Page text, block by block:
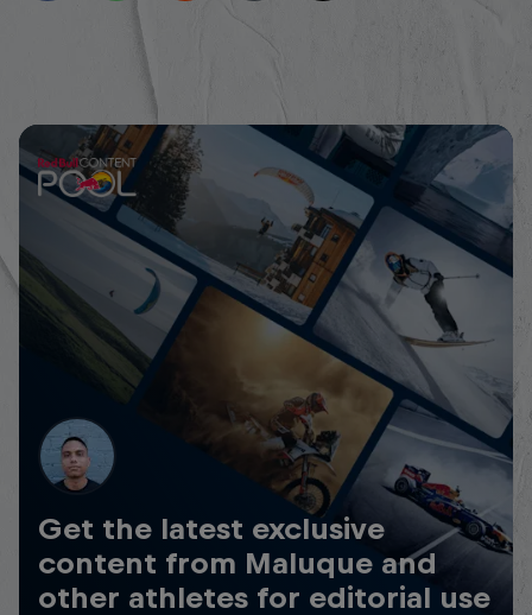
Get the latest exclusive
content from Maluque and
other athletes for editorial use